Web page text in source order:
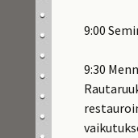
9:00
9:30